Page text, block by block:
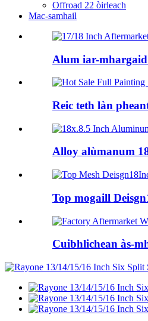
Offroad 22 òirleach
Mac-samhail
Alum iar-
Reic teth làn
Alloy alùmanum
Top mogaill
Cuibhlichean às-